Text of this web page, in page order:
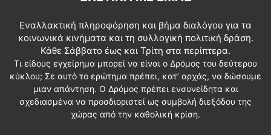
Εναλλακτική πληροφόρηση και βήμα διαλόγου για τα
κοινωνικά κινήματα και τη συλλογική πολιτική δράση.
Κάθε Σάββατο έως και Τρίτη στα περίπτερα.
Τι είδους εγχείρημα μπορεί να είναι ο Δρόμος του δεύτερου
κύκλου; Σε αυτό το ερώτημα πρέπει, κατ’ αρχάς, να δώσουμε
μιαν απάντηση. Ο Δρόμος πρέπει ενσυνείδητα και
σχεδιασμένα να προσδιοριστεί ως συμβολή διεξόδου της
χώρας από την καθολική κρίση.